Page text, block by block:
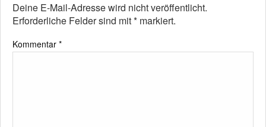
Deine E-Mail-Adresse wird nicht veröffentlicht.
Erforderliche Felder sind mit* markiert.
Kommentar *